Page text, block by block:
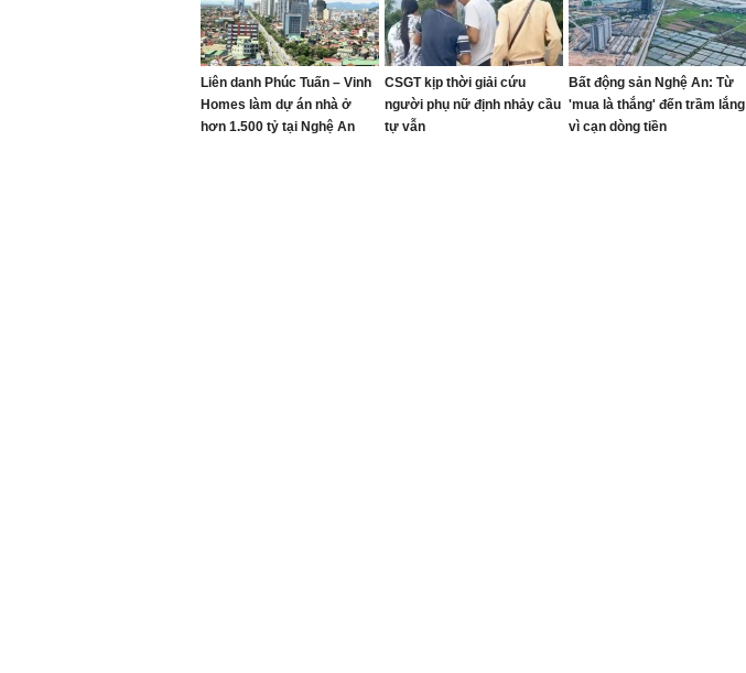
Liên danh Phúc Tuấn – Vinh
Homes làm dự án nhà ở
hơn 1.500 tỷ tại Nghệ An
CSGT kịp thời giải cứu
người phụ nữ định nhảy cầu
tự vẫn
Bất động sản Nghệ An: Từ
'mua là thắng' đến trầm lắng
vì cạn dòng tiền